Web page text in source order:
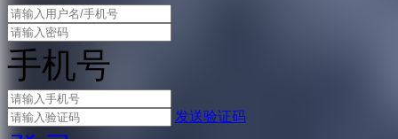
手机号
发送验证码